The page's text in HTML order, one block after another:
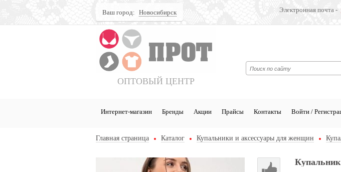
Электронная почта -
Ваш город: Новосибирск
ОПТОВЫЙ ЦЕНТР
Интернет-магазин Бренды Акции Прайсы Контакты Войти /
Главная страница Каталог Купальники и аксессуары для женщин